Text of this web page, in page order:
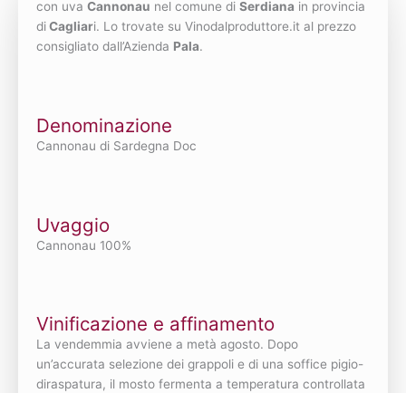
con uva Cannonau nel comune di Serdiana in provincia
diCagliari. Lo trovate su Vinodalproduttore.it al prezzo
consigliato dall’Azienda Pala.
Denominazione
Cannonau di Sardegna Doc
Uvaggio
Cannonau 100%
Vinificazione e affinamento
La vendemmia avviene a metà agosto. Dopo
un’accurata selezione dei grappoli e di una soffice pigio-
diraspatura, il mosto fermenta a temperatura controllata